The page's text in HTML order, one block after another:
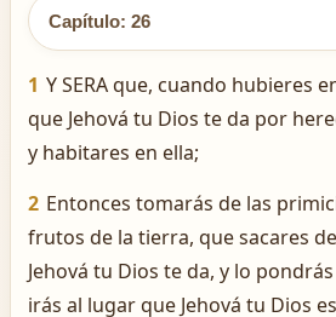
Capítulo: 26
1 Y SERA que, cuando hubieres
que Jehová tu Dios te da por
y habitares en ella;
2 Entonces tomarás de las
frutos de la tierra, que sacares
Jehová tu Dios te da, y lo
irás al lugar que Jehová tu Dios